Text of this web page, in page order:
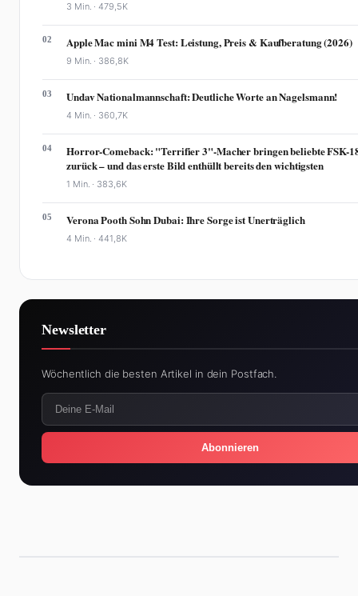
3 Min. ·479,5K
02 Apple Mac mini M4 Test: Leistung, Preis & Kaufberatung (2026)
9 Min. · 386,8K
03 Undav Nationalmannschaft: Deutliche Worte an Nagelsmann!
4 Min. · 360,7K
04
Horror-Comeback: "Terrifier 3"-Macher bringen beliebte FSK-
zurück – und das erste Bild enthüllt bereits den wichtigsten
1 Min. · 383,6K
05 Verona Pooth Sohn Dubai: Ihre Sorge ist Unerträglich
4 Min. ·441,8K
Newsletter
Wöchentlich die besten Artikel in dein Postfach.
Abonnieren